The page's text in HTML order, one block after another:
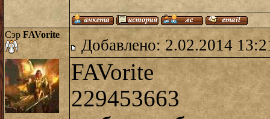
Сэр FAVorite
Добавлено: 2.02.2014
FAVorite
229453663